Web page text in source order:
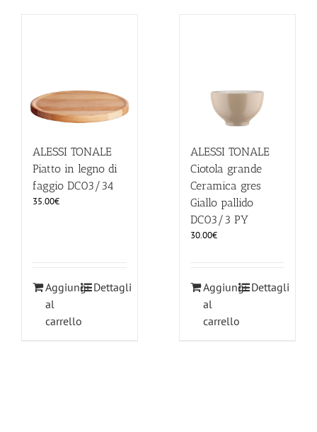
ALESSI TONALE
Piatto in legno di
faggio DC03/34
35.00€
Aggiungi
al
carrello
Dettagli
ALESSI TONALE
Ciotola grande
Ceramica gres
Giallo pallido
DC03/3 PY
30.00€
Aggiungi
al
carrello
Dettagli